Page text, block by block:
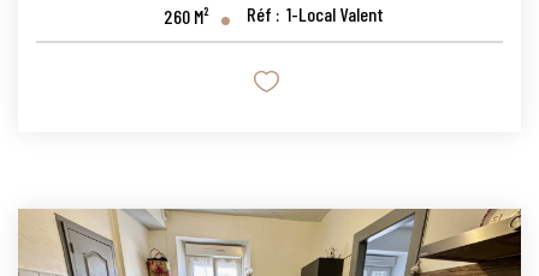
260 M² Réf : 1-Local Valent